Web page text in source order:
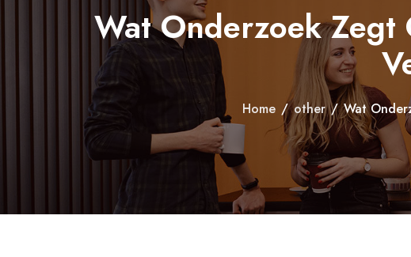
Wat Onderzoek Zegt
Home / other / Wat